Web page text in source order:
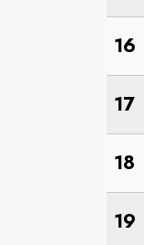
16
17
18
19